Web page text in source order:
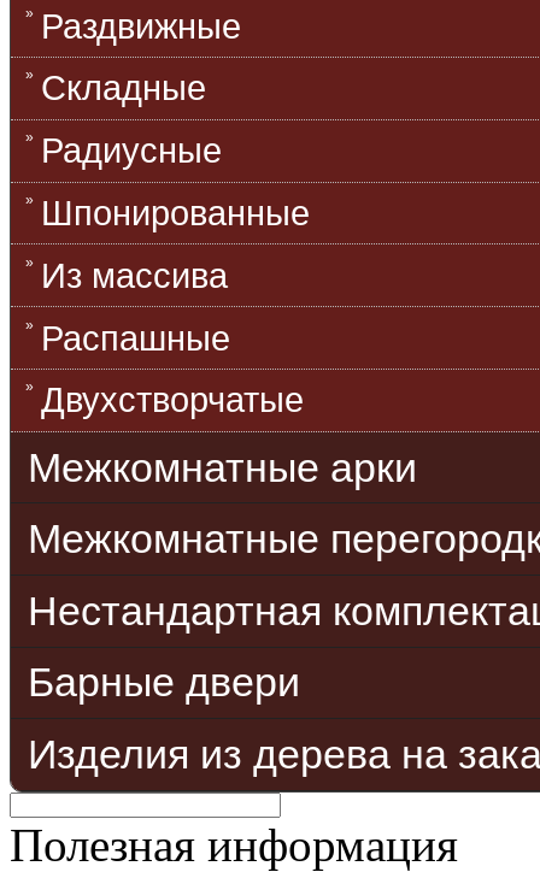
Раздвижные
Складные
Радиусные
Шпонированные
Из массива
Распашные
Двухстворчатые
Межкомнатные арки
Межкомнатные
Нестандартная
Барные двери
Изделия из дерева на
Полезная информация